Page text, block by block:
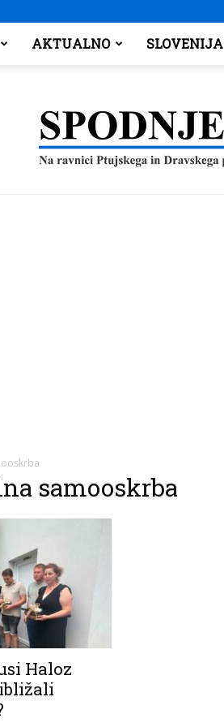
AKTUALNO SLOVENIJA
samooskrba
Haloz